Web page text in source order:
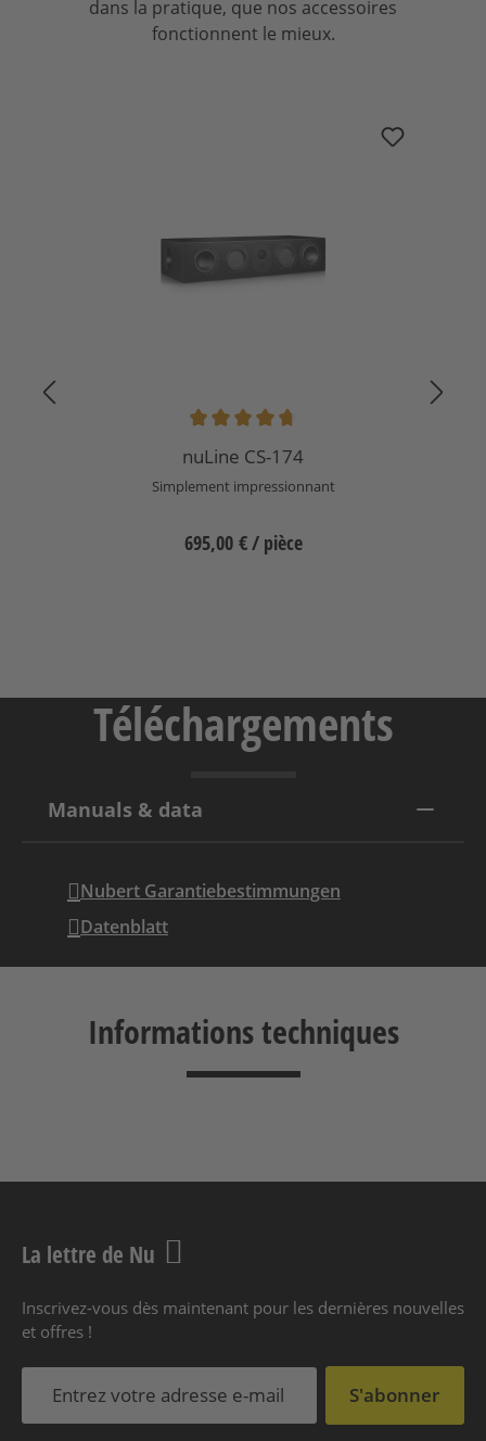
dans la pratique, que nos accessoires
fonctionnent le mieux.
Note moyenne de 4.82 sur 5 étoiles
nuLine CS-174
Simplement impressionnant
695,00 €/ pièce
Téléchargements
Manuals & data
Nubert Garantiebestimmungen
Datenblatt
Informations techniques
La lettre de Nu
Inscrivez-vous dès maintenant pour les dernières nouvelles
et offres !
S'abonner